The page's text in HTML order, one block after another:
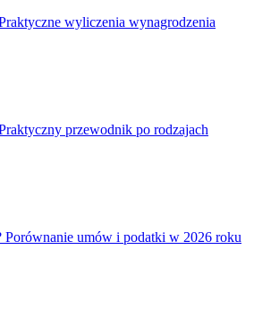
wyliczenia wynagrodzenia
przewodnik po rodzajach
Porównanie umów i podatki w 2026 roku